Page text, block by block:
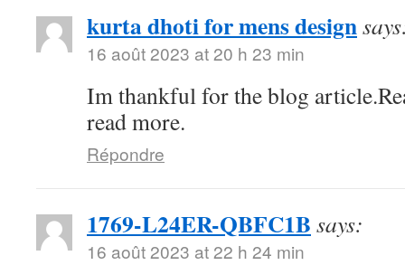
kurta dhoti for mens design
16 août 2023 at 20 h 23 min
Im thankful for the blog
read more.
Répondre
1769-L24ER-QBFC1B says:
16 août 2023 at 22 h 24 min